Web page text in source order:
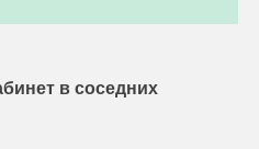
в соседних